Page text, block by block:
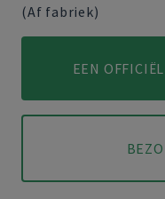
(Af fabriek)
EEN